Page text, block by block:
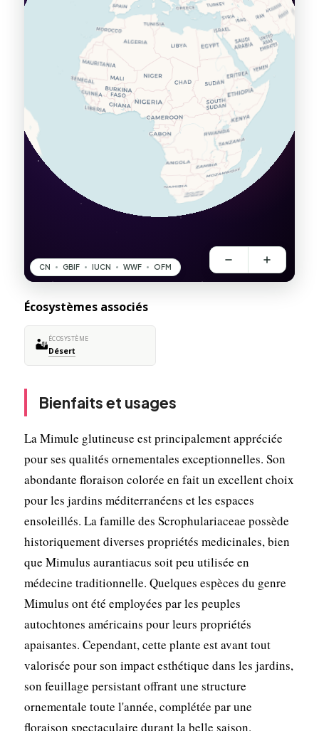
Écosystèmes associés
🏜️ÉCOSYSTÈME
Désert
Bienfaits et usages
La Mimule glutineuse est principalement appréciée
pour ses qualités ornementales exceptionnelles. Son
abondante floraison colorée en fait un excellent choix
pour les jardins méditerranéens et les espaces
ensoleillés. La famille des Scrophulariaceae possède
historiquement diverses propriétés medicinales, bien
que Mimulus aurantiacus soit peu utilisée en
médecine traditionnelle. Quelques espèces du genre
Mimulus ont été employées par les peuples
autochtones américains pour leurs propriétés
apaisantes. Cependant, cette plante est avant tout
valorisée pour son impact esthétique dans les jardins,
son feuillage persistant offrant une structure
ornementale toute l'année, complétée par une
floraison spectaculaire durant la belle saison.